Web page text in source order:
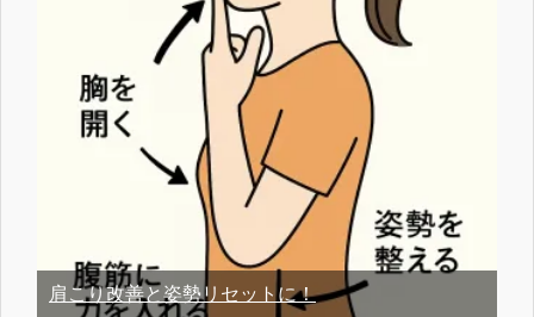
肩こり改善と姿勢リセットに！